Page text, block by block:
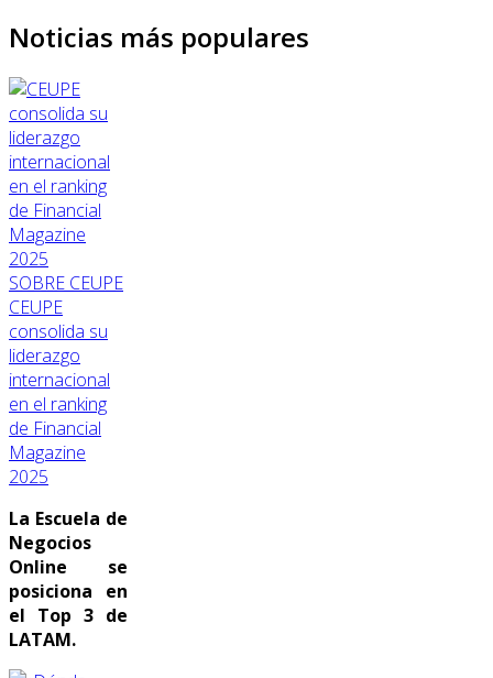
Noticias más populares
SOBRE CEUPE
CEUPE
consolida su
liderazgo
internacional
en el ranking
de Financial
Magazine
2025
La Escuela de
Negocios
Online se
posiciona en
el Top 3 de
LATAM.